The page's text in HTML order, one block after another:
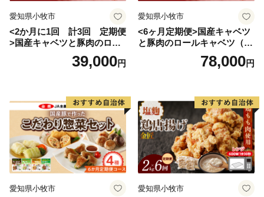
愛知県小牧市
<2か月に1回 計3回 定期便
>国産キャベツと豚肉のロー
ルキャベツ（4P入り）
39,000円
愛知県小牧市
<6ヶ月定期便>国産キャベツ
と豚肉のロールキャベツ（4P
78,000円
愛知県小牧市 愛知県小牧市